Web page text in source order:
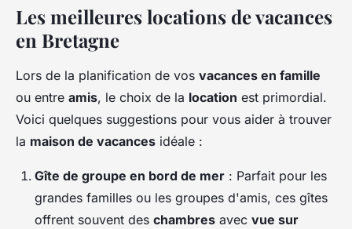
Les meilleures locations de vacances
en Bretagne
Lors de la planification de vos vacances en famille
ou entre amis, le choix de la location est primordial.
Voici quelques suggestions pour vous aider à trouver
la maison de vacances idéale :
Gîte de groupe en bord de mer : Parfait pour les
grandes familles ou les groupes d'amis, ces gîtes
offrent souvent des chambres avec vue sur